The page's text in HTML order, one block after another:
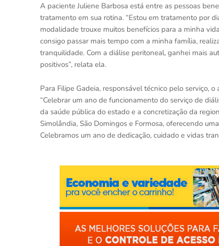
A paciente Juliene Barbosa está entre as pessoas
tratamento em sua rotina. “Estou em tratamento por
modalidade trouxe muitos benefícios para a minha
consigo passar mais tempo com a minha família,
tranquilidade. Com a diálise peritoneal, ganhei mais
positivos”, relata ela.
Para Filipe Gadeia, responsável técnico pelo serviço,
“Celebrar um ano de funcionamento do serviço de
da saúde pública do estado e a concretização da
Simolândia, São Domingos e Formosa, oferecendo
Celebramos um ano de dedicação, cuidado e vidas